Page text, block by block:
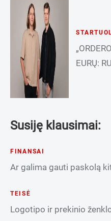
EURŲ:
Susiję klausimai:
FINANSAI
Ar galima gauti paskolą
TEISĖ
Logotipo ir prekinio